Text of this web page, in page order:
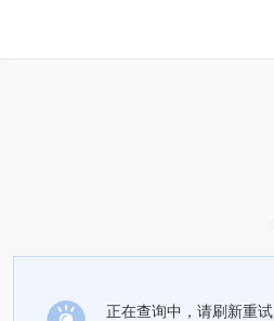
正在查询中，请刷新重试